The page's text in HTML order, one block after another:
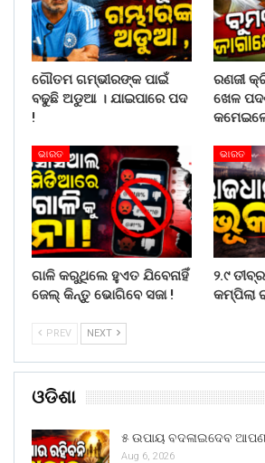
ଗୌତମ ଗମ୍ଭୀରଙ୍କ ପାଇଁ
ବଢୁଛି ଅଡୁଆ । ଯାଇପାରେ ପଦ
!
ରଣଜୀ
ଖେଳ
ଭାରତ
ଗାଳି କରୁଥିଲେ ହୁଏତ ଯିବେନାହିଁ
ଜେଲ୍ କିନ୍ତୁ ଭୋଗିବେ ସଜା !
ଭାରତ
୨.୯
କମ୍ପିଲା
PREV NEXT
ଓଡିଶା
୫ ଉପାୟ ବଦଳାଇଦେବ
Aug 6, 2026